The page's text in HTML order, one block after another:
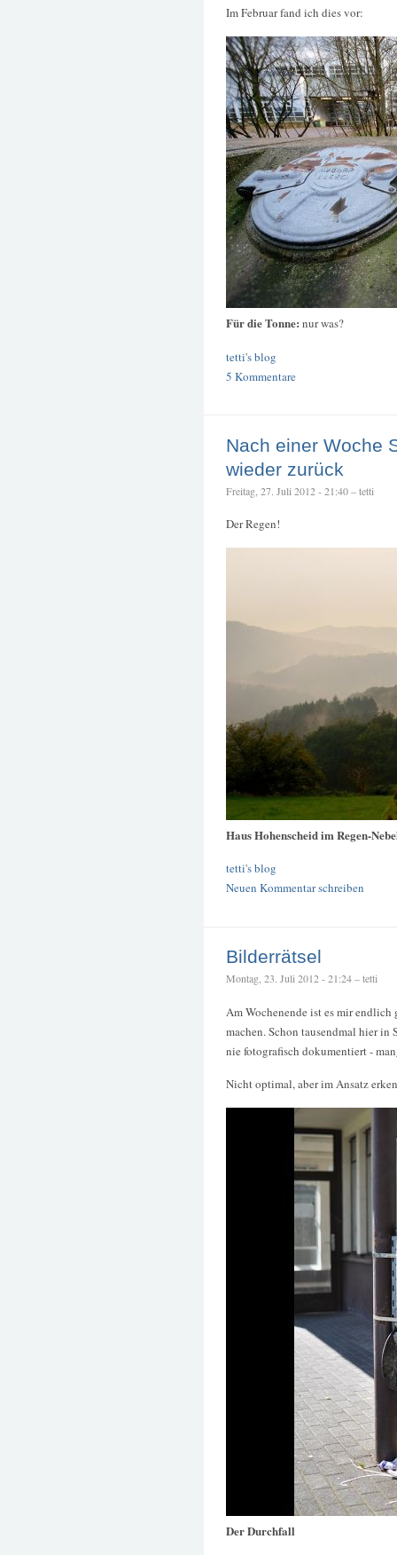
Im Februar fand ich dies vor:
Für die Tonne: nur was?
tetti's blog
5 Kommentare
Nach einer Woche
wieder zurück
Freitag, 27. Juli 2012 - 21:40 – tetti
Der Regen!
Haus Hohenscheid im Regen-
tetti's blog
Neuen Kommentar schreiben
Bilderrätsel
Montag, 23. Juli 2012 - 21:24 – tetti
Am Wochenende ist es mir endlich
machen. Schon tausendmal hier
nie fotografisch dokumentiert -
Nicht optimal, aber im Ansatz
Der Durchfall